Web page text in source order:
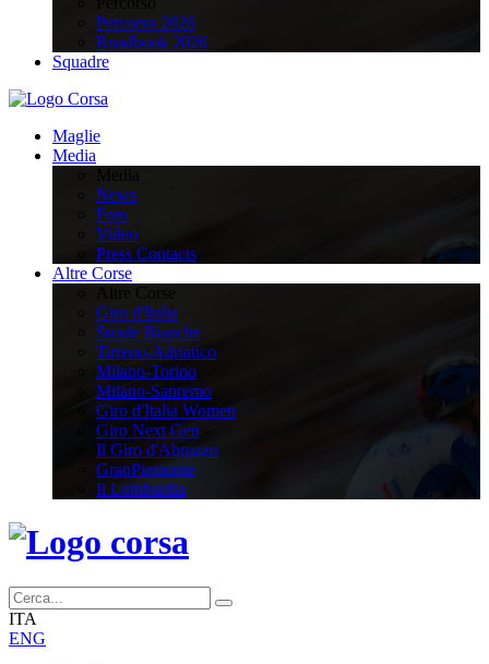
Percorso 2026
Roadbook 2026
Squadre
Maglie
Media
News
Foto
Video
Press Contacts
Altre Corse
Giro d'Italia
Strade Bianche
Tirreno-Adriatico
Milano-Torino
Milano-Sanremo
Giro d'Italia Women
Giro Next Gen
Il Giro d'Abruzzo
GranPiemonte
Il Lombardia
ITA
ENG